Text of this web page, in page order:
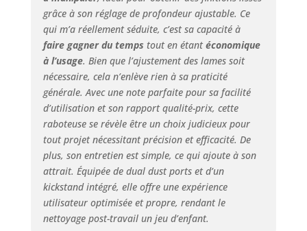
que vous vous
tenez sur l'unité
lorsque vous
travaillez Béquille
arrière : cette
pièce en plastique
à l'arrière de la
raboteuse
l'empêchera
d'érafler ou
d'endommager vos
surfaces de travail
Les produits
internationaux ont
des conditions
distinctes, sont
grâce à son réglage de profondeur ajustable. Ce
qui m’a réellement séduite, c’est sa capacité à
faire gagner du temps tout en étantéconomique
à l’usage. Bien que l’ajustement des lames soit
nécessaire, cela n’enlève rien à sa praticité
générale. Avec une note parfaite pour sa facilité
d’utilisation et son rapport qualité-prix, cette
raboteuse se révèle être un choix judicieux pour
tout projet nécessitant précision et efficacité. De
plus, son entretien est simple, ce qui ajoute à son
attrait. Équipée de dual dust ports et d’un
kickstand intégré, elle offre une expérience
utilisateur optimisée et propre, rendant le
nettoyage post-travail un jeu d’enfant.